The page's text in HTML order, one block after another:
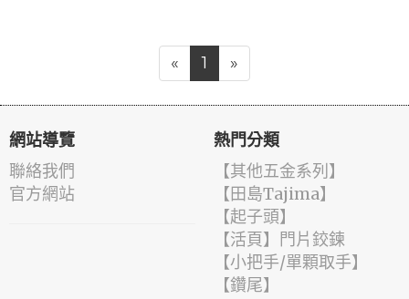
« 1 »
網站導覽
聯絡我們
官方網站
熱門分類
【其他五金系列】
【田島Tajima】
【起子頭】
【活頁】門片鉸鍊
【小把手/單顆取手】
【鑽尾】